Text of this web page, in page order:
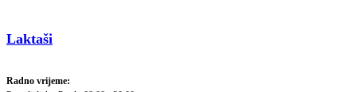
Laktaši
Radno vrijeme: